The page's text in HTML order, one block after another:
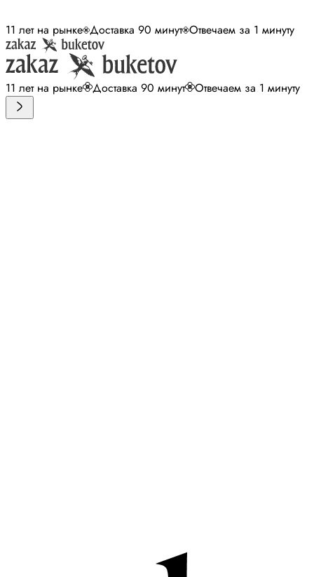
11 лет на рынке Доставка 90 минут Отвечаем за 1 минуту
11 лет на рынке Доставка 90 минут Отвечаем за 1 минуту